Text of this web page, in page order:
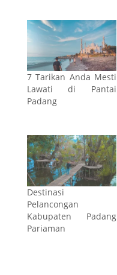
7 Tarikan Anda Mesti
Lawati di Pantai
Padang
Destinasi
Pelancongan
Kabupaten Padang
Pariaman